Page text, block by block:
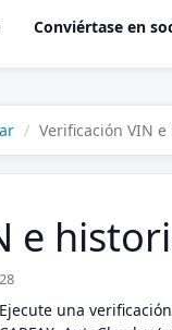
Conviértase en
Verificación VIN
e
una